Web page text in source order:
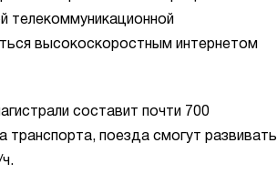
телекоммуникационной
высокоскоростным интернетом
составит почти 700
поезда смогут развивать